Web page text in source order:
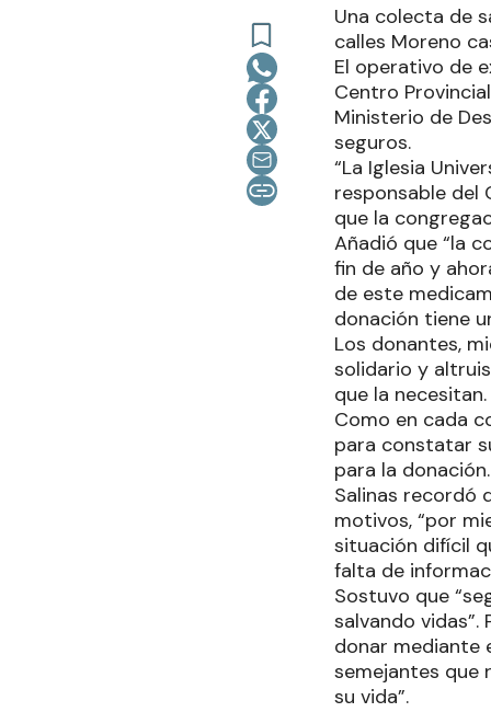
Una colecta de
calles Moreno
El operativo de
Centro
Ministerio de
seguros.
“La Iglesia
responsable del
que la
Añadió que “la
fin de año y
de este
donación tiene
Los donantes,
solidario y
que la necesitan.
Como en cada
para constatar
para la donación.
Salinas recordó
motivos, “por
situación difícil
falta de
Sostuvo que
salvando
donar mediante
semejantes que
su vida”.